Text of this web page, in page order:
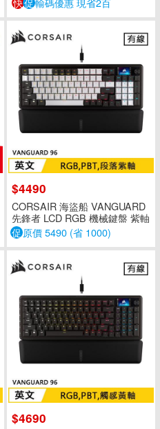
$4490
CORSAIR 海盜船 VANGUARD
先鋒者 LCD RGB 機械鍵盤 紫軸
英文
促原價 5490 (省 1000)
$4690